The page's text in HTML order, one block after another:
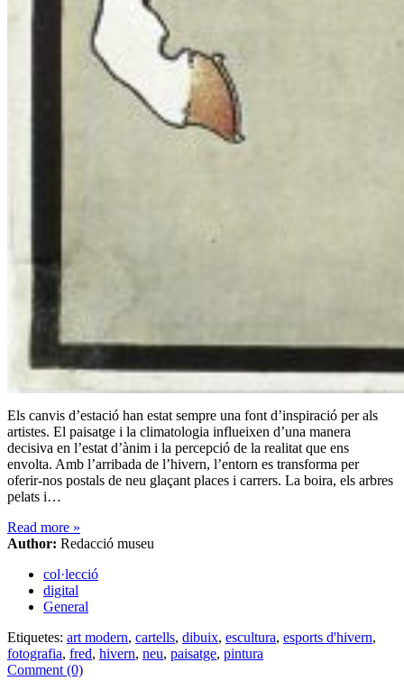
Els canvis d’estació han estat sempre una font d’inspiració per als
artistes. El paisatge i la climatologia influeixen d’una manera
decisiva en l’estat d’ànim i la percepció de la realitat que ens
envolta. Amb l’arribada de l’hivern, l’entorn es transforma per
oferir-nos postals de neu glaçant places i carrers. La boira, els arbres
pelats i…
Read more »
Author: Redacció museu
col·lecció
digital
General
Etiquetes: art modern, cartells, dibuix, escultura, esports d'hivern,
fotografia, fred, hivern, neu, paisatge, pintura
Comment (0)